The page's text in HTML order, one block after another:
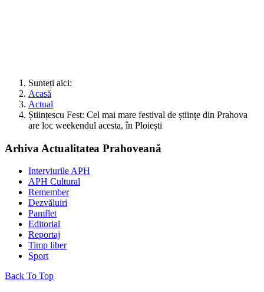
Sunteți aici:
Acasă
Actual
Științescu Fest: Cel mai mare festival de științe din Prahova
are loc weekendul acesta, în Ploiești
Arhiva Actualitatea Prahoveană
Interviurile APH
APH Cultural
Remember
Dezvăluiri
Pamflet
Editorial
Reportaj
Timp liber
Sport
Back To Top